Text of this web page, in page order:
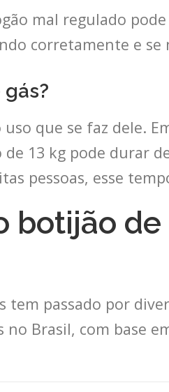
mal regulado
corretamente e se
que se faz dele.
13 kg pode durar
pessoas, esse
botijão
passado por
Brasil, com base